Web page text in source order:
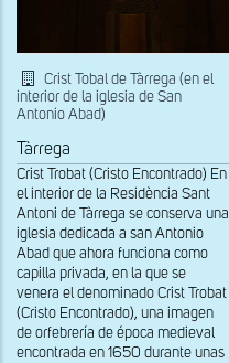
Crist Tobal de Tàrrega (en el
interior de la iglesia de San
Antonio Abad)
Tàrrega
Crist Trobat (Cristo Encontrado) En
el interior de la Residència Sant
Antoni de Tàrrega se conserva una
iglesia dedicada a san Antonio
Abad que ahora funciona como
capilla privada, en la que se
venera el denominado Crist Trobat
(Cristo Encontrado), una imagen
de orfebrería de época medieval
encontrada en 1650 durante unas